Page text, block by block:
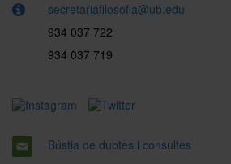
secretariafilosofia@ub.edu
934 037 722
934 037 719
Bústia de dubtes i consultes